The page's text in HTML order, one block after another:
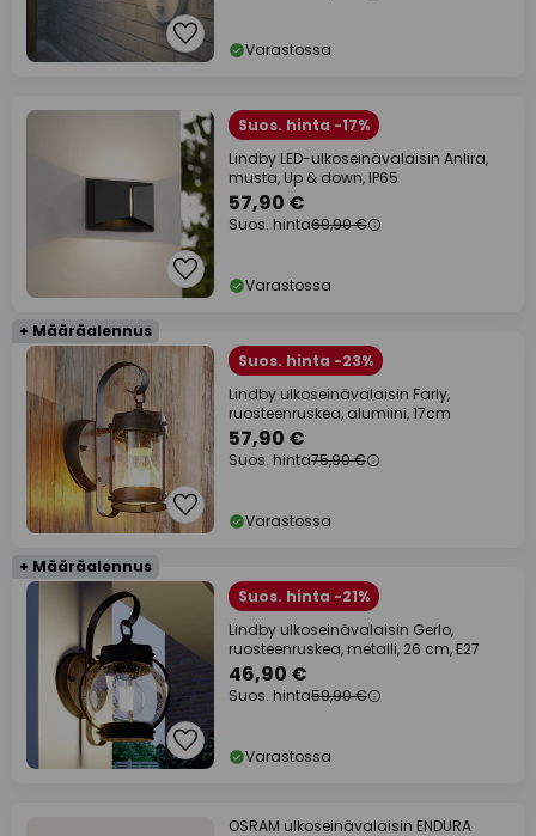
Varastossa
Suos. hinta -17%
Lindby LED-ulkoseinävalaisin Anlira,
musta, Up & down, IP65
57,90 €
Suos. hinta69,90 €
Varastossa
+ Määräalennus
Suos. hinta -23%
Lindby ulkoseinävalaisin Farly,
ruosteenruskea, alumiini, 17cm
57,90 €
Suos. hinta75,90 €
Varastossa
+ Määräalennus
Suos. hinta -21%
Lindby ulkoseinävalaisin Gerlo,
ruosteenruskea, metalli, 26 cm, E27
46,90 €
Suos. hinta59,90 €
Varastossa
OSRAM ulkoseinävalaisin ENDURA